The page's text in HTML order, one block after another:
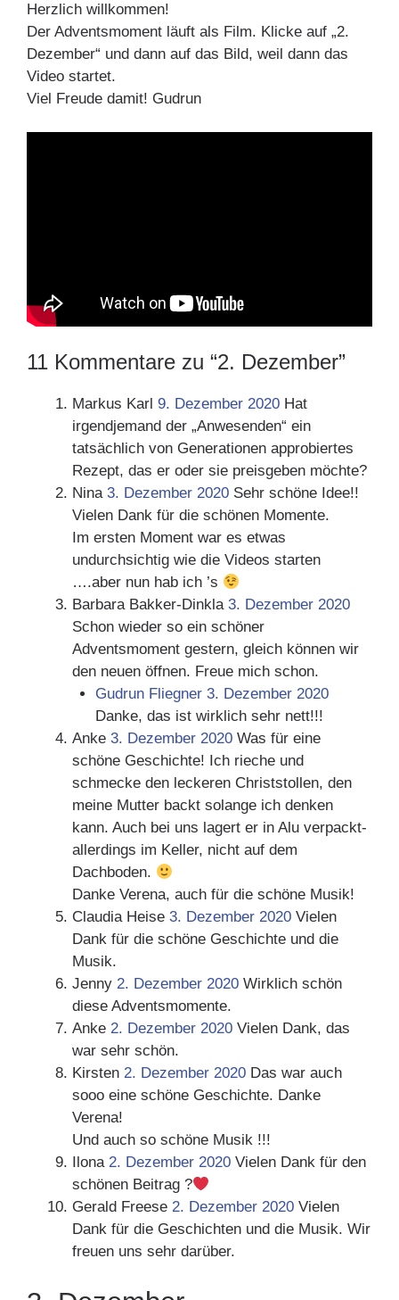
Herzlich willkommen!
Der Adventsmoment läuft als Film. Klicke auf „2.
Dezember“ und dann auf das Bild, weil dann das
Video startet.
Viel Freude damit! Gudrun
11 Kommentare zu “2. Dezember”
Markus Karl 9. Dezember 2020 Hat
irgendjemand der „Anwesenden“ ein
tatsächlich von Generationen approbiertes
Rezept, das er oder sie preisgeben möchte?
Nina 3. Dezember 2020 Sehr schöne Idee!!
Vielen Dank für die schönen Momente.
Im ersten Moment war es etwas
undurchsichtig wie die Videos starten
….aber nun hab ich ’s
Barbara Bakker-Dinkla 3. Dezember 2020
Schon wieder so ein schöner
Adventsmoment gestern, gleich können wir
den neuen öffnen. Freue mich schon.
Gudrun Fliegner3. Dezember 2020
Danke, das ist wirklich sehr nett!!!
Anke 3. Dezember 2020 Was für eine
schöne Geschichte! Ich rieche und
schmecke den leckeren Christstollen, den
meine Mutter backt solange ich denken
kann. Auch bei uns lagert er in Alu verpackt-
allerdings im Keller, nicht auf dem
Dachboden.
Danke Verena, auch für die schöne Musik!
Claudia Heise 3. Dezember 2020 Vielen
Dank für die schöne Geschichte und die
Musik.
Jenny 2. Dezember 2020 Wirklich schön
diese Adventsmomente.
Anke 2. Dezember 2020 Vielen Dank, das
war sehr schön.
Kirsten 2. Dezember 2020 Das war auch
sooo eine schöne Geschichte. Danke
Verena!
Und auch so schöne Musik !!!
Ilona 2. Dezember 2020 Vielen Dank für den
schönen Beitrag ?
Gerald Freese 2. Dezember 2020 Vielen
Dank für die Geschichten und die Musik. Wir
freuen uns sehr darüber.